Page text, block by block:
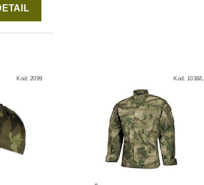
Kód:2099 Kód: 1038/L